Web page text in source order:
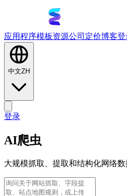
应用程序模板资源公司 定价博客登
中文ZH
登录
AI爬虫
大规模抓取、提取和结构化网络